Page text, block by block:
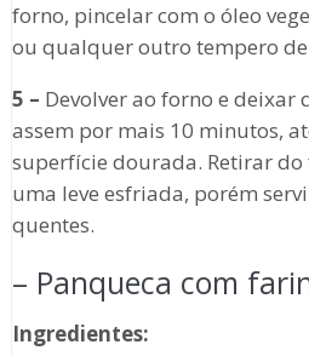
forno, pincelar com o óleo
ou qualquer outro tempero
5 – Devolver ao forno e deixar
assem por mais 10 minutos,
superfície dourada. Retirar
uma leve esfriada, porém
quentes.
– Panqueca com
Ingredientes: